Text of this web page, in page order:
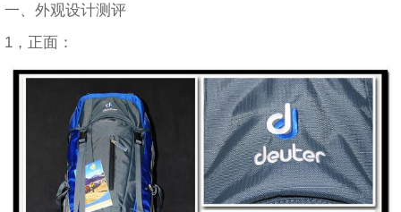
一、外观设计测评
1，正面：